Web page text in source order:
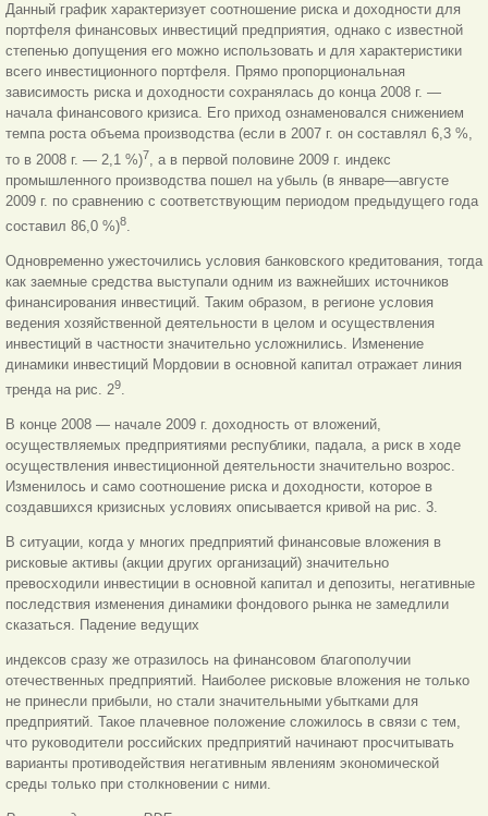
Данный график характеризует соотношение риска и доходности для
портфеля финансовых инвестиций предприятия, однако с известной
степенью допущения его можно использовать и для характеристики
всего инвестиционного портфеля. Прямо пропорциональная
зависимость риска и доходности сохранялась до конца 2008 г. —
начала финансового кризиса. Его приход ознаменовался снижением
темпа роста объема производства (если в 2007 г. он составлял 6,3 %,
то в 2008 г. — 2,1 %)7
, а в первой половине 2009 г. индекс
промышленного производства пошел на убыль (в январе—августе
2009 г. по сравнению с соответствующим периодом предыдущего года
составил 86,0 %)8.
Одновременно ужесточились условия банковского кредитования, тогда
как заемные средства выступали одним из важнейших источников
финансирования инвестиций. Таким образом, в регионе условия
ведения хозяйственной деятельности в целом и осуществления
инвестиций в частности значительно усложнились. Изменение
динамики инвестиций Мордовии в основной капитал отражает линия
тренда на рис. 29.
В конце 2008 — начале 2009 г. доходность от вложений,
осуществляемых предприятиями республики, падала, а риск в ходе
осуществления инвестиционной деятельности значительно возрос.
Изменилось и само соотношение риска и доходности, которое в
создавшихся кризисных условиях описывается кривой на рис. 3.
В ситуации, когда у многих предприятий финансовые вложения в
рисковые активы (акции других организаций) значительно
превосходили инвестиции в основной капитал и депозиты, негативные
последствия изменения динамики фондового рынка не замедлили
сказаться. Падение ведущих
индексов сразу же отразилось на финансовом благополучии
отечественных предприятий. Наиболее рисковые вложения не только
не принесли прибыли, но стали значительными убытками для
предприятий. Такое плачевное положение сложилось в связи с тем,
что руководители российских предприятий начинают просчитывать
варианты противодействия негативным явлениям экономической
среды только при столкновении с ними.